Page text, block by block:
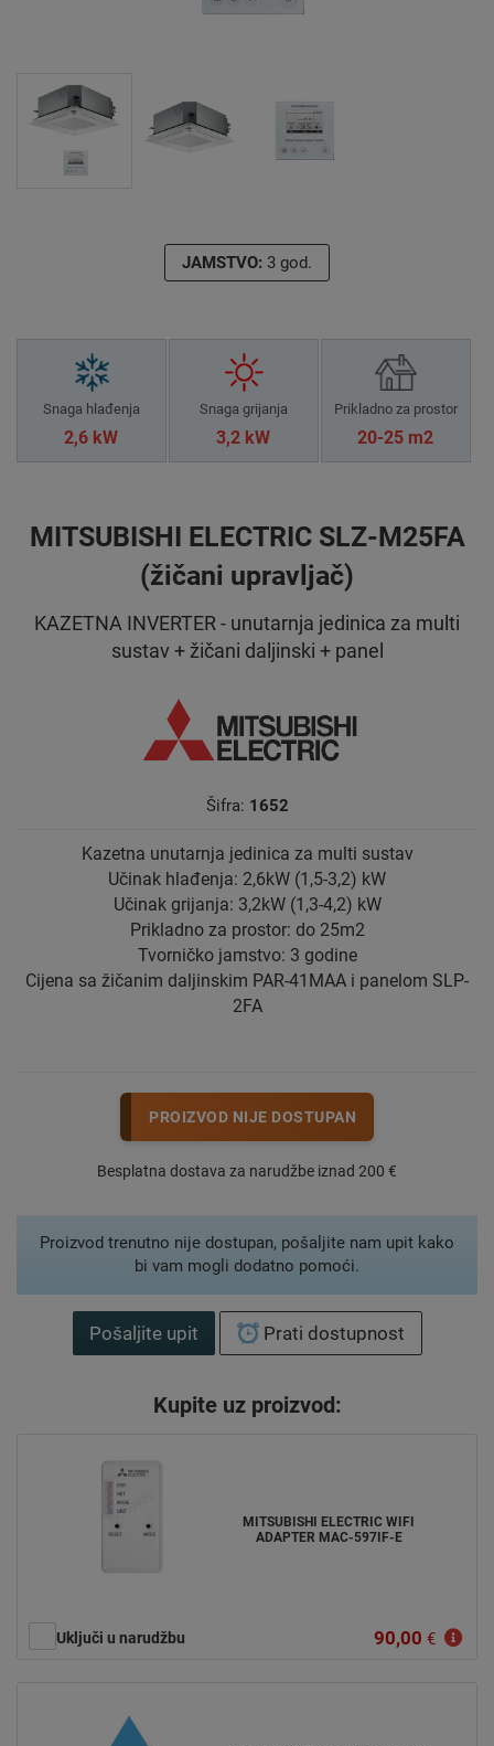
JAMSTVO: 3 god.
Snaga hlađenja
2,6 kW
Snaga grijanja
3,2 kW
Prikladno za prostor
20-25 m2
MITSUBISHI ELECTRIC SLZ-M25FA
(žičani upravljač)
KAZETNA INVERTER - unutarnja jedinica za multi
sustav + žičani daljinski + panel
Šifra: 1652
Kazetna unutarnja jedinica za multi sustav
Učinak hlađenja: 2,6kW (1,5-3,2) kW
Učinak grijanja: 3,2kW (1,3-4,2) kW
Prikladno za prostor: do 25m2
Tvorničko jamstvo: 3 godine
Cijena sa žičanim daljinskim PAR-41MAA i panelom SLP-
2FA
PROIZVOD NIJE DOSTUPAN
Besplatna dostava za narudžbe iznad 200 €
Proizvod trenutno nije dostupan, pošaljite nam upit kako
bi vam mogli dodatno pomoći.
Pošaljite upit Prati dostupnost
Kupite uz proizvod:
MITSUBISHI ELECTRIC WIFI
ADAPTER MAC-597IF-E
Uključi u narudžbu 90,00 €